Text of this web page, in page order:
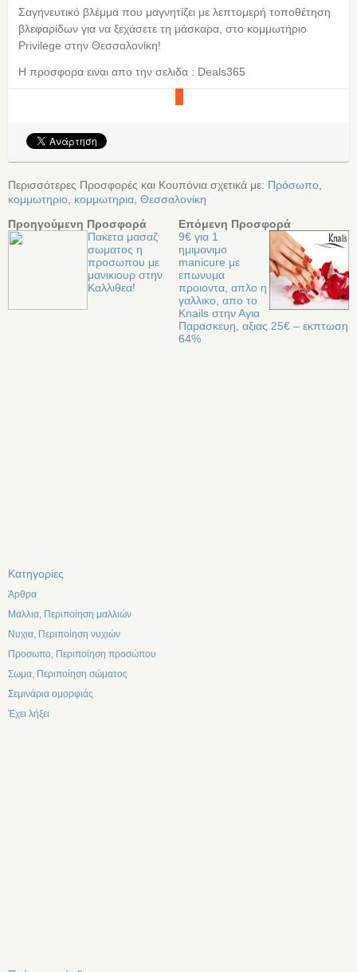
Σαγηνευτικό βλέμμα που μαγνητίζει με λεπτομερή τοποθέτηση
βλεφαρίδων για να ξεχάσετε τη μάσκαρα, στο κομμωτήριο
Privilege στην Θεσσαλονίκη!
Η προσφορα ειναι απο την σελιδα : Deals365
Περισσότερες Προσφορές και Κουπόνια σχετικά με: Πρόσωπο
κομμωτηριο κομμωτηρια Θεσσαλονίκη
Προηγούμενη Προσφορά
Πακετα μασαζ
σωματος η
προσωπου με
μανικιουρ στην
Καλλιθεα!
Επόμενη Προσφορά
9€ για 1
ημιμονιμο
manicure με
επωνυμα
προιοντα, απλο η
γαλλικο, απο το
Knails στην Αγια
Παρασκευη, αξιας 25€ – εκπτωση
64%
Kατηγορίες
Άρθρα
Μαλλια, Περιποίηση μαλλιών
Νυχια, Περιποίηση νυχιών
Προσωπο, Περιποίηση προσώπου
Σωμα, Περιποίηση σώματος
Σεμινάρια ομορφιάς
Έχει λήξει